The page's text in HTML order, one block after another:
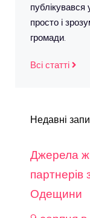
просто і
громади.
Всі статті
Недавні
Джерела
партнерів
Одещини